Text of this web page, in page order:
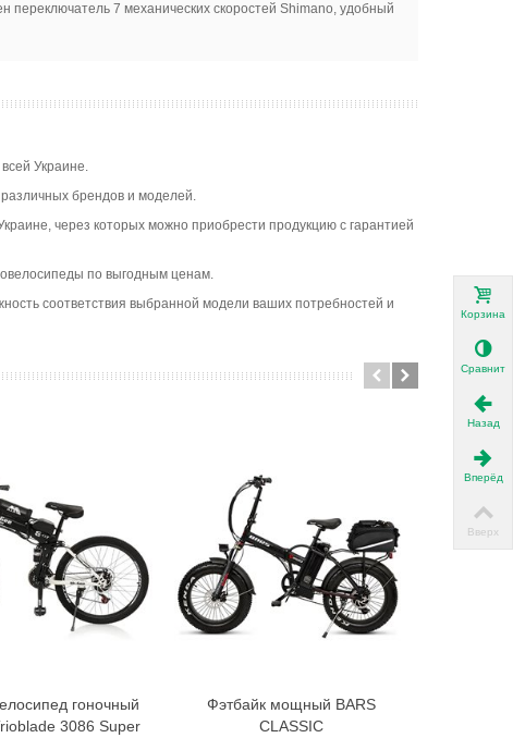
7 механических скоростей Shimano, удобный
Украине.
брендов и моделей.
через которых можно приобрести продукцию с гарантией
по выгодным ценам.
соответствия выбранной модели ваших потребностей и
В корзинугоночный
3086 Super
В корзину
Фэтбайк мощный BARS
CLASSIC
Корзина
Сравнить
Назад
Вперёд
Вверх